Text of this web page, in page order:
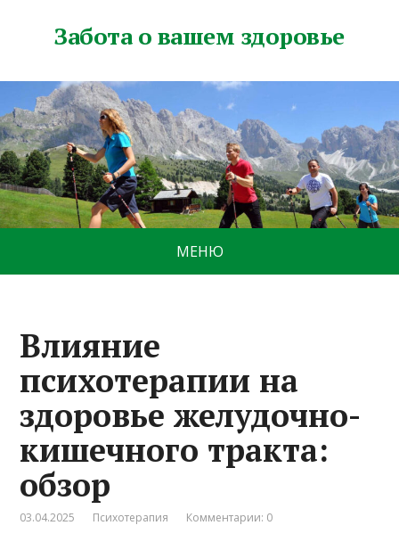
Забота о вашем здоровье
МЕНЮ
Влияние
психотерапии на
здоровье желудочно-
кишечного тракта:
обзор
03.04.2025 Психотерапия Комментарии: 0